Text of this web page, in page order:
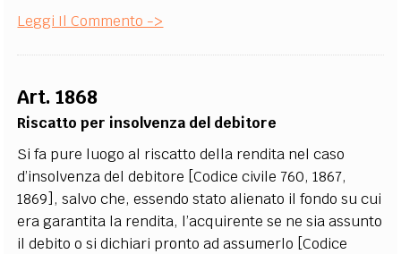
Leggi Il Commento ->
Art. 1868
Riscatto per insolvenza del debitore
Si fa pure luogo al riscatto della rendita nel caso
d’insolvenza del debitore [Codice civile 760, 1867,
1869], salvo che, essendo stato alienato il fondo su cui
era garantita la rendita, l’acquirente se ne sia assunto
il debito o si dichiari pronto ad assumerlo [Codice